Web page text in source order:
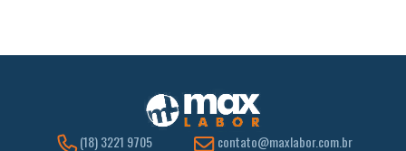
(18) 3221 9705 contato@maxlabor.com.br